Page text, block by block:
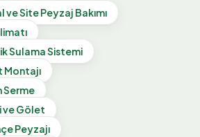
ve Site Peyzaj Bakımı
Sulama Sistemi
Montajı
Serme
ve Gölet
Peyzajı